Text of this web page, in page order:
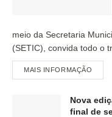
meio da Secretaria
(SETIC), convida todo o
MAIS INFORMAÇÃO
Nova
final de